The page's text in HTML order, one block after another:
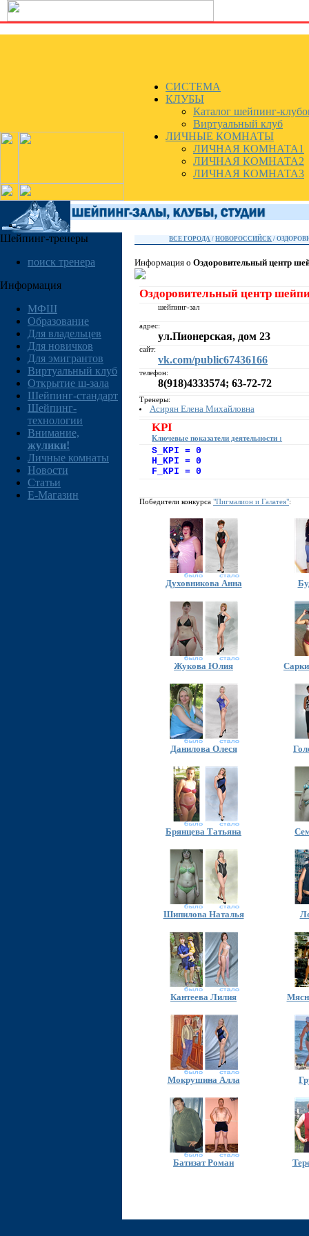
СИСТЕМА
КЛУБЫ
Каталог шейпинг-
Виртуальный клуб
ЛИЧНЫЕ КОМНАТЫ
ЛИЧНАЯ КОМНАТА1
ЛИЧНАЯ КОМНАТА2
ЛИЧНАЯ КОМНАТА3
Шейпинг-тренеры
поиск тренера
Информация
МФШ
Образование
Для владельцев
Для новичков
Для эмигрантов
Виртуальный клуб
Открытие ш-зала
Шейпинг-стандарт
Шейпинг-
технологии
Внимание,
жулики!
Личные комнаты
Новости
Статьи
E-Магазин
ВСЕ ГОРОДА /НОВОРОССИЙСК /
Информация о Оздоровительный центр
Оздоровительный центр
шейпинг-зал
адрес:
ул.Пионерская, дом 23
сайт:
vk.com/public67436166
телефон:
8(918)4333574; 63-72-72
Тренеры:
Асирян Елена Михайловна
KPI
Ключевые показатели деятельности :
S_KPI = 0
H_KPI = 0
F_KPI = 0
Победители конкурса "Пигмалион и Галатея":
Духовникова Анна
Жукова Юлия
Данилова Олеся
Брянцева Татьяна
Шипилова Наталья
Кантеева Лилия
Мокрушина Алла
Батизат Роман